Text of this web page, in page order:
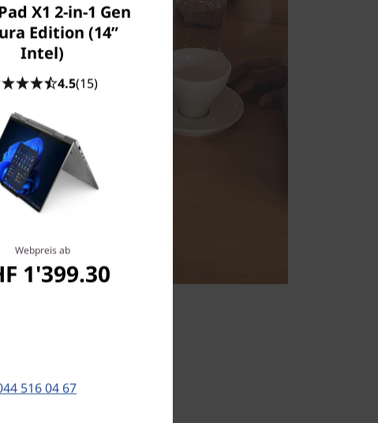
ThinkPad
X1 2-in-1 Gen
Edition (14ʺ
Intel)
4.5(15)
Webpreis ab
1'399.30
516 04 67